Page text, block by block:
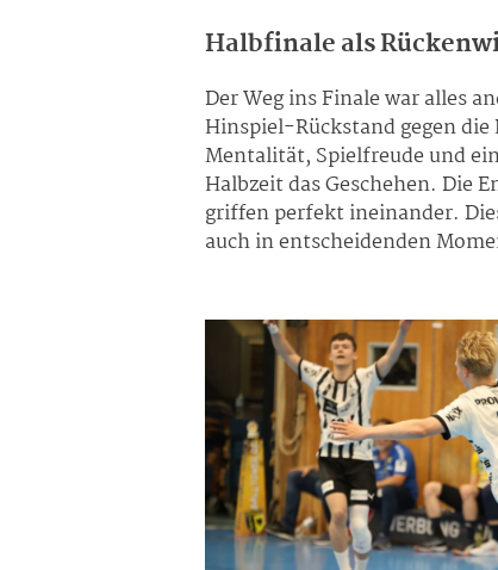
Halbfinale als
Der Weg ins Finale war alles
Hinspiel-Rückstand gegen
Mentalität, Spielfreude und
Halbzeit das Geschehen. Die
griffen perfekt ineinander.
auch in entscheidenden